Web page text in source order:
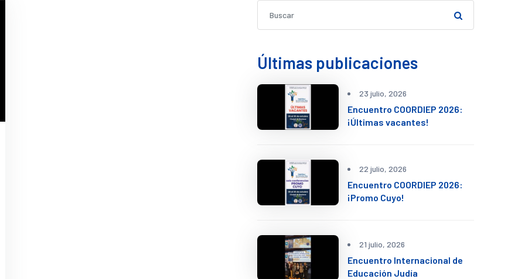
Últimas publicaciones
23 julio, 2026
Encuentro COORDIEP 2026:
¡Últimas vacantes!
22 julio, 2026
Encuentro COORDIEP 2026:
¡Promo Cuyo!
21 julio, 2026
Encuentro Internacional de
Educación Judía